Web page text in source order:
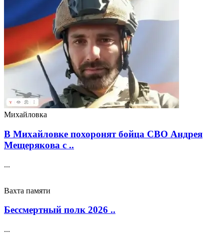
Михайловка
В Михайловке похоронят бойца СВО Андрея
Мещерякова с ..
...
Вахта памяти
Бессмертный полк 2026 ..
...